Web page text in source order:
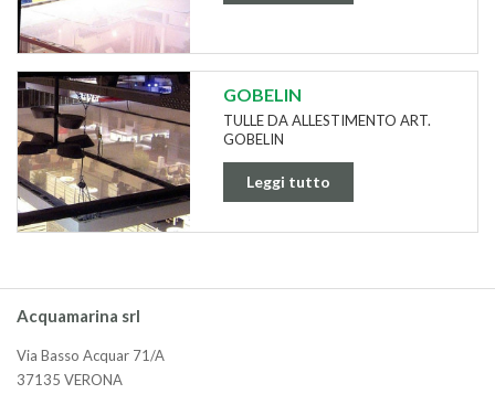
GOBELIN
TULLE DA ALLESTIMENTO ART.
GOBELIN
Leggi tutto
Acquamarina srl
Via Basso Acquar 71/A
37135 VERONA